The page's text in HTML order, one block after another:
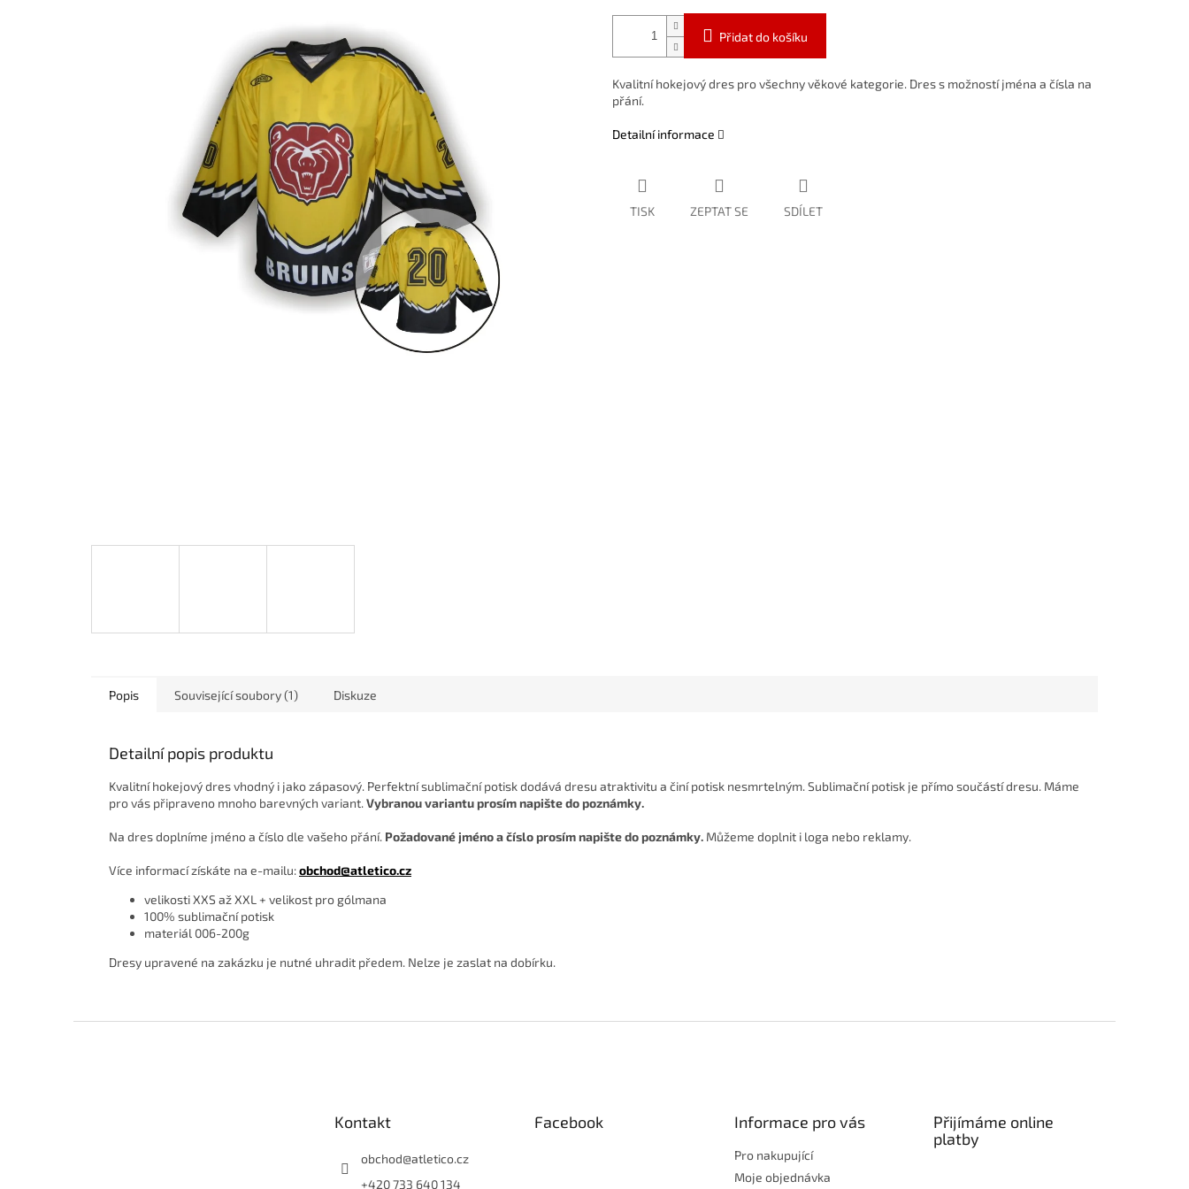
Přidat do košíku
Kvalitní hokejový dres pro všechny věkové kategorie. Dres s možností jména a čísla na
přání.
Detailní informace
TISK ZEPTAT SE SDÍLET
Popis Související soubory (1) Diskuze
Detailní popis produktu
Kvalitní hokejový dres vhodný i jako zápasový. Perfektní sublimační potisk dodává dresu atraktivitu a činí potisk nesmrtelným. Sublimační potisk je přímo součástí dresu. Máme
pro vás připraveno mnoho barevných variant. Vybranou variantu prosím napište do poznámky.
Na dres doplníme jméno a číslo dle vašeho přání. Požadované jméno a číslo prosím napište do poznámky. Můžeme doplnit i loga nebo reklamy.
Více informací získáte na e-mailu:obchod@atletico.cz
velikosti XXS až XXL + velikost pro gólmana
100% sublimační potisk
materiál 006-200g
Dresy upravené na zakázku je nutné uhradit předem. Nelze je zaslat na dobírku.
Kontakt
obchod@atletico.cz
+420 733 640 134
Facebook Informace pro vás
Pro nakupující
Moje objednávka
Přijímáme online
platby